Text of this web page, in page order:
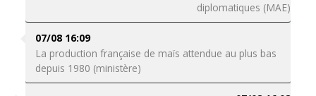
diplomatiques (MAE)
07/08 16:09
La production française de maïs attendue au plus bas
depuis 1980 (ministère)